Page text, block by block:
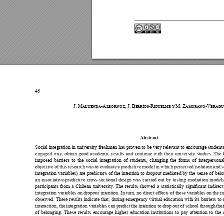

46
Abstract
Social integration in university freshmen has proven to be very relevant to encourage
            
imposed barriers to the social integration of students, changing the forms of
objective of this research was to evaluate a predictive model in which perceived isolation and
integration variables) are predictors of the intention to dropout mediated by the sense of
         
          
  
observed. These results indicate that, during emergency virtual education with its barriers to

of belonging. These results encourage higher education institutions to pay attention to